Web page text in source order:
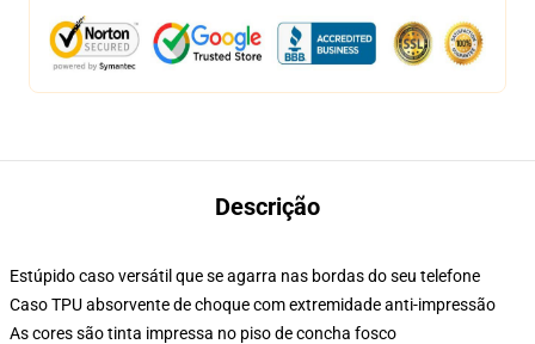
Descrição
Estúpido caso versátil que se agarra nas bordas do seu telefone
Caso TPU absorvente de choque com extremidade anti-impressão
As cores são tinta impressa no piso de concha fosco